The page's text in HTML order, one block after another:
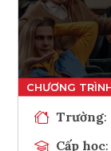
Trường:
Cấp học: